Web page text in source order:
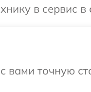
в сервис
вами точную